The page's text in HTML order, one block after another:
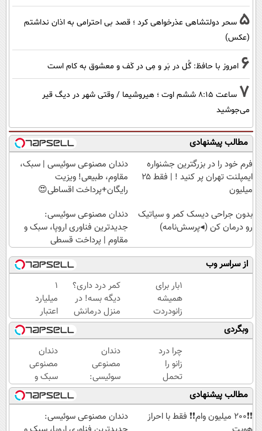
5 سحر دولتشاهی عذرخواهی کرد ؛ قصد بی احترامی به اذان نداشتم
(عکس)
6 امروز با حافظ: گُل در بَر و مِی در کَف و معشوق به کام است
7
ساعت ۸:۱۵ ششم اوت ؛ هیروشیما / وقتی شهر در دیگ قیر
می‌جوشید
مطالب پیشنهادی
فرم خود را در بزرگترین جشنواره
ایمپلنت تهران پر کنید ! | فقط ۲۵
میلیون
دندان مصنوعی سوئیسی | سبک،
مقاوم، طبیعی! ویزیت
رایگان+پرداخت اقساطی😍
بدون جراحی دیسک کمر و سیاتیک
رو درمان کن (◂پرسش‌نامه)
دندان مصنوعی سوئیسی:
جدیدترین فناوری اروپا، سبک و
مقاوم | پرداخت قسطی
از سراسر وب
1بار برای
همیشه
زانودردت
رودرمان کن!
(تکنولوژی
آلمان)
◂پرسشنامه▸
کمر درد داری؟
دیگه بسه! در
منزل درمانش
کن
(◀پرسش‌نامه)
۱
میلیارد
اعتبار
خرید
طلا |
بدون
ضامن
و چک
وبگردی
چرا درد
زانو را
تحمل
می‌کنی؟
خیلی
ساده
دندان
مصنوعی
سوئیسی:
جدیدترین
فناوری
اروپا،
سبک و
دندان
مصنوعی
سبک و
مقاوم
می‌خوای؟
پرداخت
اقساطی
مطالب پیشنهادی
❗❗200 میلیون وام❗❗ فقط با احراز
دندان مصنوعی سوئیسی: